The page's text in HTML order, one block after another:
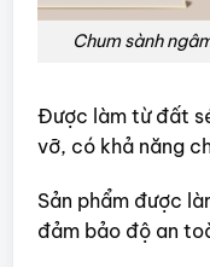
Chum sành
Được làm từ đất
vỡ, có khả năng
Sản phẩm được
đảm bảo độ an